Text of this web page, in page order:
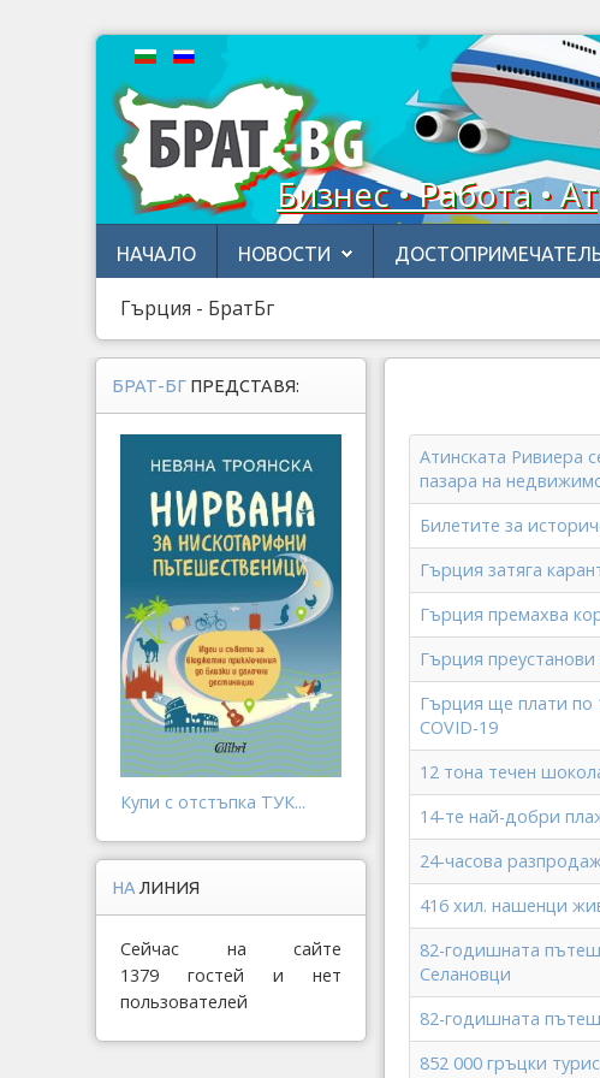
Бизнес • Работа •
НАЧАЛО НОВОСТИ
Гърция - БратБг
Атинската Ривиера
пазара на
Билетите за
Гърция затяга
Гърция премахва
Гърция
Гърция ще плати по
COVID-19
12 тона течен
14-те най-добри
24-часова
416 хил. нашенци
82-годишната
Селановци
82-годишната
852 000 гръцки
БРАТ-БГ ПРЕДСТАВЯ:
Купи с отстъпка ТУК...
НА ЛИНИЯ
Сейчас на сайте
1379 гостей и нет
пользователей